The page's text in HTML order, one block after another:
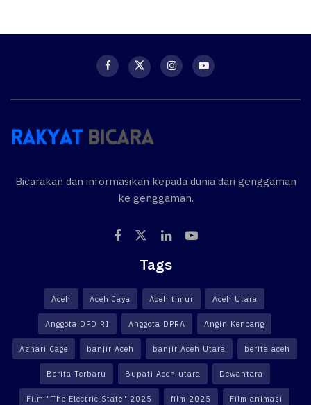
Bicarakan dan informasikan kepada dunia dari genggaman
ke genggaman.
Tags
Aceh Aceh Jaya Aceh timur Aceh Utara
Anggota DPD RI Anggota DPRA Angin Kencang
Azhari Cage banjir Aceh banjir Aceh Utara berita aceh
Berita Terbaru Bupati Aceh utara Dewantara
Film "The Electric State" 2025 film 2025 Film animasi